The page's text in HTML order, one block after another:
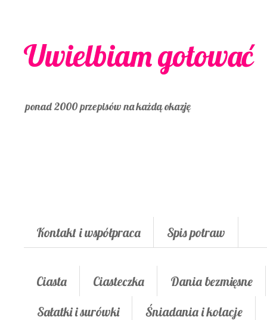
Uwielbiam gotować
ponad 2000 przepisów na każdą okazję
Kontakt i współpraca Spis potraw
Ciasta Ciasteczka
Dania bezmięsne
Sałatki i surówki
Śniadania i kolacje